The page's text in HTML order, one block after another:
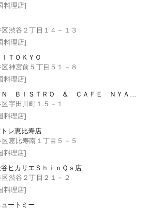
料理店]
渋谷２丁目１４－１３
料理店]
ＴＯＫＹＯ
神宮前５丁目５１－８
料理店]
Ｎ ＢＩＳＴＲＯ ＆ ＣＡＦＥ ＮＹＡＭ２
宇田川町１５－１
料理店]
レ恵比寿店
恵比寿南１丁目５－５
料理店]
ヒカリエＳｈｉｎＱｓ店
渋谷２丁目２１－２
料理店]
ートミー